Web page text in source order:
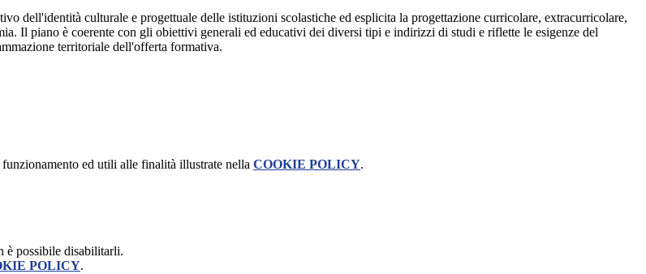
dell'identità culturale e progettuale delle istituzioni scolastiche ed esplicita la progettazione curricolare, extracurricolare,
Il piano è coerente con gli obiettivi generali ed educativi dei diversi tipi e indirizzi di studi e riflette le esigenze del
territoriale dell'offerta formativa.
ed utili alle finalità illustrate nella COOKIE POLICY.
è possibile disabilitarli.
POLICY.